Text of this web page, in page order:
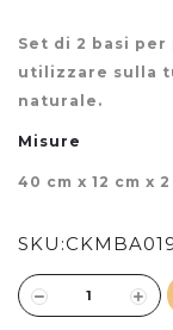
Set di 2 basi
utilizzare sulla
naturale.
Misure
40 cm x 12 cm x 2
SKU: